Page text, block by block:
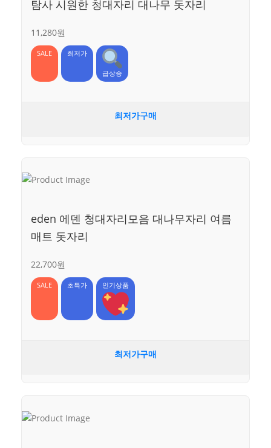
탐사 시원한 청대자리 대나무 돗자리
11,280원
SALE 최저가
급상승
최저가구매
eden 에덴 청대자리모음 대나무자리 여름
매트 돗자리
22,700원
SALE 초특가 인기상품
최저가구매